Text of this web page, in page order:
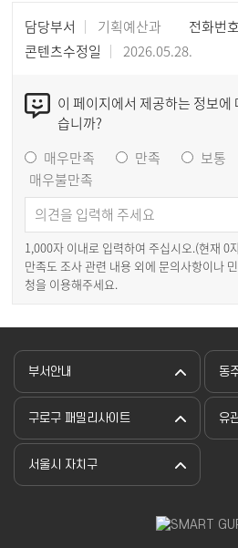
담당부서 기획예산과 전화번호
콘텐츠수정일
2026.05.28.
이 페이지에서 제공하는 정보에
습니까?
매우만족
만족 보통
매우불만족
1,000자 이내로 입력하여 주십시오.(현재 0
만족도 조사 관련 내용 외에 문의사항이나
청을 이용해주세요.
부서안내 동
구로구 패밀리사이트 유
서울시 자치구